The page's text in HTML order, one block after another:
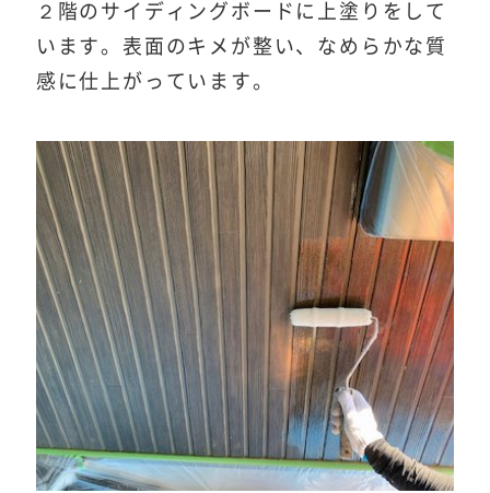
２階のサイディングボードに上塗りをして
います。表面のキメが整い、なめらかな質
感に仕上がっています。